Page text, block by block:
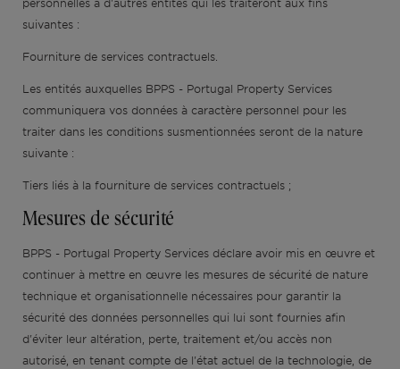
personnelles à d'autres entités qui les traiteront aux fins
suivantes :
Fourniture de services contractuels.
Les entités auxquelles BPPS - Portugal Property Services
communiquera vos données à caractère personnel pour les
traiter dans les conditions susmentionnées seront de la nature
suivante :
Tiers liés à la fourniture de services contractuels ;
Mesures de sécurité
BPPS - Portugal Property Services déclare avoir mis en œuvre et
continuer à mettre en œuvre les mesures de sécurité de nature
technique et organisationnelle nécessaires pour garantir la
sécurité des données personnelles qui lui sont fournies afin
d'éviter leur altération, perte, traitement et/ou accès non
autorisé, en tenant compte de l'état actuel de la technologie, de
Algarve
Porto
Ibiza
Tous les investissements
Foire aux questions